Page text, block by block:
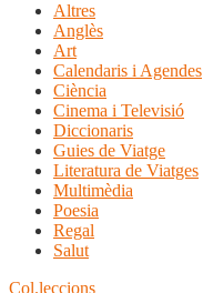
Altres
Anglès
Art
Calendaris i Agendes
Ciència
Cinema i Televisió
Diccionaris
Guies de Viatge
Literatura de Viatges
Multimèdia
Poesia
Regal
Salut
Col.leccions